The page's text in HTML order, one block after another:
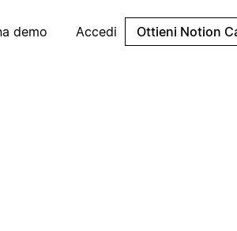
demo Accedi Ottieni Notion